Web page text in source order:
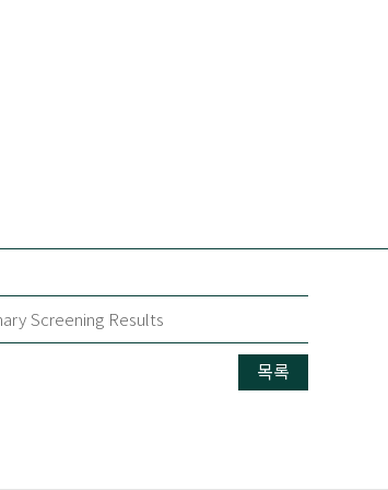
Screening Results
목록